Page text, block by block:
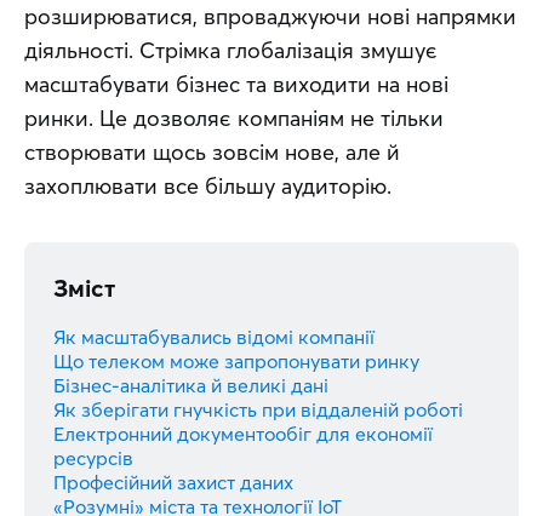
розширюватися, впроваджуючи нові напрямки
діяльності. Стрімка глобалізація змушує
масштабувати бізнес та виходити на нові
ринки. Це дозволяє компаніям не тільки
створювати щось зовсім нове, але й
захоплювати все більшу аудиторію.
Зміст
Як масштабувались відомі компанії
Що телеком може запропонувати ринку
Бізнес-аналітика й великі дані
Як зберігати гнучкість при віддаленій роботі
Електронний документообіг для економії
ресурсів
Професійний захист даних
«Розумні» міста та технології IoT